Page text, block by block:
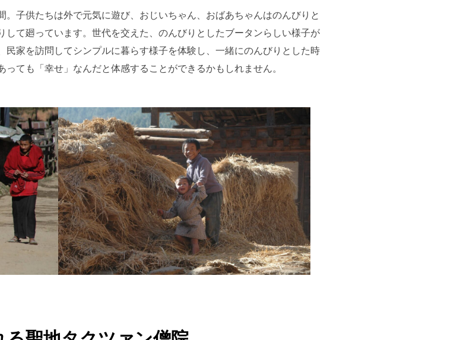
子供たちは外で元気に遊び、おじいちゃん、おばあちゃんはのんびりと
して廻っています。世代を交えた、のんびりとしたブータンらしい様子が
民家を訪問してシンプルに暮らす様子を体験し、一緒にのんびりとした時
ても「幸せ」なんだと体感することができるかもしれません。